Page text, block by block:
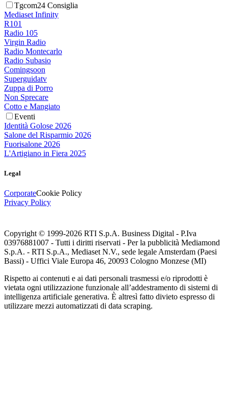
Tgcom24 Consiglia
Mediaset Infinity
R101
Radio 105
Virgin Radio
Radio Montecarlo
Radio Subasio
Comingsoon
Superguidatv
Zuppa di Porro
Non Sprecare
Cotto e Mangiato
Eventi
Identità Golose 2026
Salone del Risparmio 2026
Fuorisalone 2026
L'Artigiano in Fiera 2025
Legal
CorporateCookie Policy
Privacy Policy
Copyright © 1999-2026 RTI S.p.A. Business Digital - P.Iva
03976881007 - Tutti i diritti riservati - Per la pubblicità Mediamond
S.p.A. - RTI S.p.A., Mediaset N.V., sede legale Amsterdam (Paesi
Bassi) - Uffici Viale Europa 46, 20093 Cologno Monzese (MI)
Rispetto ai contenuti e ai dati personali trasmessi e/o riprodotti è
vietata ogni utilizzazione funzionale all’addestramento di sistemi di
intelligenza artificiale generativa. È altresì fatto divieto espresso di
utilizzare mezzi automatizzati di data scraping.